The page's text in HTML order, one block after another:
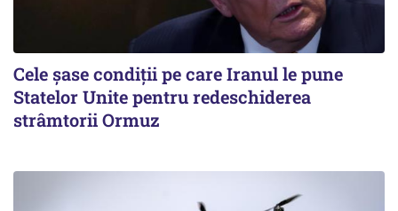
Cele șase condiții pe care Iranul le pune
Statelor Unite pentru redeschiderea
strâmtorii Ormuz